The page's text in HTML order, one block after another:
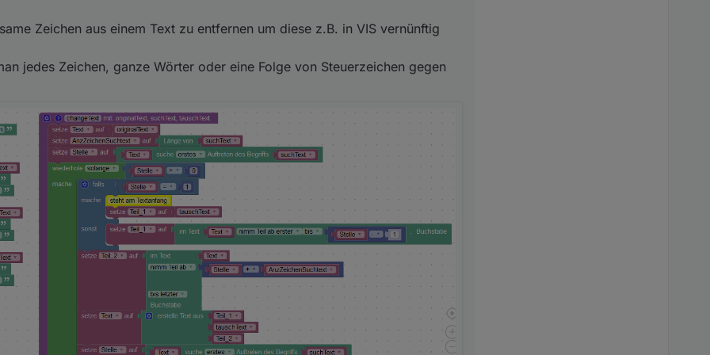
Zeichen aus einem Text zu entfernen um diese z.B. in VIS vernünftig
jedes Zeichen, ganze Wörter oder eine Folge von Steuerzeichen gegen